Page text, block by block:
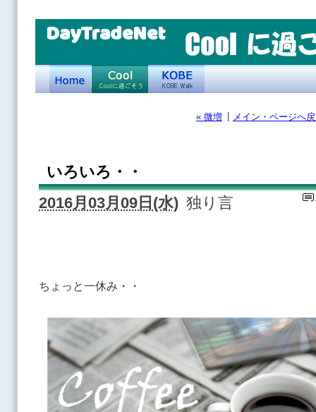
DayTradeNet
« 微増 メイン・ページへ
いろいろ・・
2016月03月09日(水) 独り言
ちょっと一休み・・